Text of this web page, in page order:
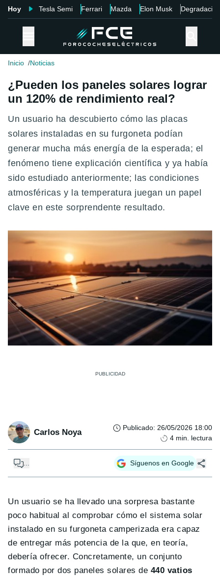
Hoy Tesla Semi Ferrari Mazda Elon Musk Degradación
Inicio Noticias
¿Pueden los paneles solares lograr
un 120% de rendimiento real?
Un usuario ha descubierto cómo las placas
solares instaladas en su furgoneta podían
generar mucha más energía de la esperada; el
fenómeno tiene explicación científica y ya había
sido estudiado anteriormente; las condiciones
atmosféricas y la temperatura juegan un papel
clave en este sorprendente resultado.
Carlos Noya Publicado: 26/05/2026 18:00
4 min. lectura
... Síguenos en Google
Un usuario se ha llevado una sorpresa bastante
poco habitual al comprobar cómo el sistema solar
instalado en su furgoneta camperizada era capaz
de entregar más potencia de la que, en teoría,
debería ofrecer. Concretamente, un conjunto
formado por dos paneles solares de 440 vatios